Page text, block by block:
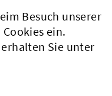
Besuch unserer
ein.
Sie unter